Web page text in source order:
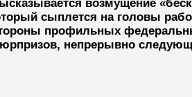
возмущение
сыплется на головы
профильных
непрерывно